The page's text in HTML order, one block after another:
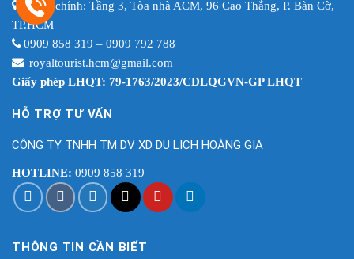
Trụ sở chính: Tầng 3, Tòa nhà ACM, 96 Cao Thắng, P. Bàn Cờ,
TP.HCM
0909 858 319 – 0909 792 788
royaltourist.hcm@gmail.com
Giấy phép LHQT: 79-1763/2023/CDLQGVN-GP LHQT
HỖ TRỢ TƯ VẤN
CÔNG TY TNHH TM DV XD DU LỊCH HOÀNG GIA
HOTLINE: 0909 858 319
THÔNG TIN CẦN BIẾT